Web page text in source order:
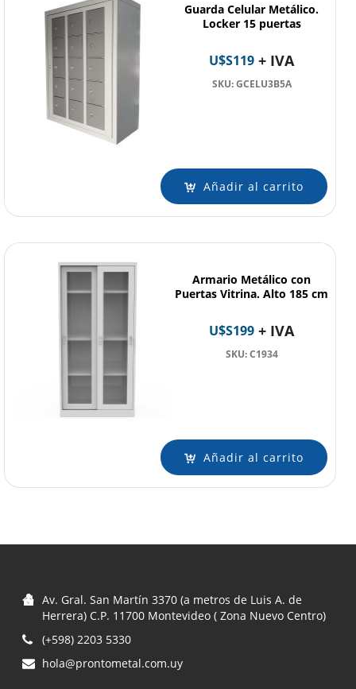
Guarda Celular Metálico.
Locker 15 puertas
U$S119 + IVA
SKU: GCELU3B5A
Añadir al carrito
Armario Metálico con
Puertas Vitrina. Alto 185 cm
U$S199 + IVA
SKU: C1934
Añadir al carrito
Av. Gral. San Martín 3370 (a metros de Luis A. de
Herrera) C.P. 11700 Montevideo ( Zona Nuevo Centro)
(+598) 2203 5330
hola@prontometal.com.uy